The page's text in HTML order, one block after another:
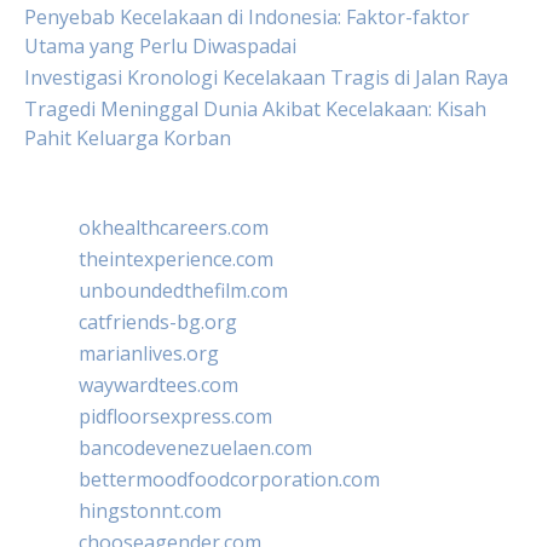
Penyebab Kecelakaan di Indonesia: Faktor-faktor
Utama yang Perlu Diwaspadai
Investigasi Kronologi Kecelakaan Tragis di Jalan Raya
Tragedi Meninggal Dunia Akibat Kecelakaan: Kisah
Pahit Keluarga Korban
okhealthcareers.com
theintexperience.com
unboundedthefilm.com
catfriends-bg.org
marianlives.org
waywardtees.com
pidfloorsexpress.com
bancodevenezuelaen.com
bettermoodfoodcorporation.com
hingstonnt.com